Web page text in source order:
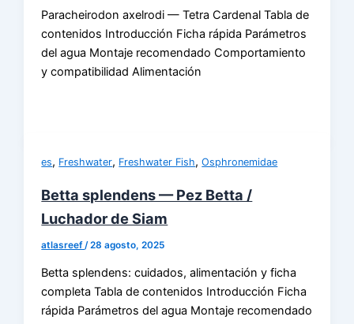
Paracheirodon axelrodi — Tetra Cardenal Tabla de
contenidos Introducción Ficha rápida Parámetros
del agua Montaje recomendado Comportamiento
y compatibilidad Alimentación
es, Freshwater, Freshwater Fish,Osphronemidae
Betta splendens — Pez Betta /
Luchador de Siam
atlasreef /28 agosto, 2025
Betta splendens: cuidados, alimentación y ficha
completa Tabla de contenidos Introducción Ficha
rápida Parámetros del agua Montaje recomendado